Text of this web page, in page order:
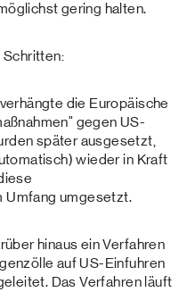
gering halten.
Schritten:
die Europäische
gegen US-
später ausgesetzt,
wieder in Kraft
Umfang umgesetzt.
hinaus ein Verfahren
auf US-Einfuhren
Das Verfahren läuft